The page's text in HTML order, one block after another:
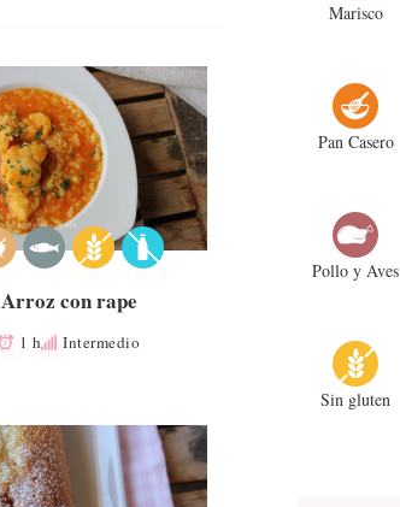
Arroz con rape
1 h Intermedio
Marisco
Pan Casero
Pollo y Aves
Sin gluten